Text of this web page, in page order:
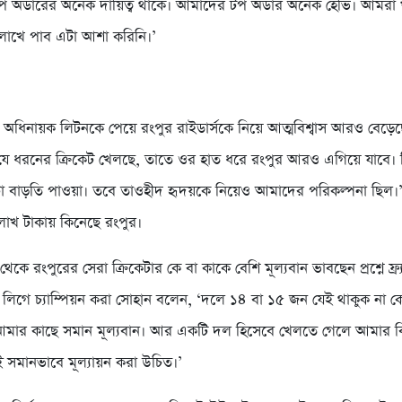
অর্ডারের অনেক দায়িত্ব থাকে। আমাদের টপ অর্ডার অনেক হেভি। আমরা
পাব এটা আশা করিনি।’
লিটনকে পেয়ে রংপুর রাইডার্সকে নিয়ে আত্মবিশ্বাস আরও
ধরনের ক্রিকেট খেলছে, তাতে ওর হাত ধরে রংপুর আরও এগিয়ে
বাড়তি পাওয়া। তবে তাওহীদ হৃদয়কে নিয়েও আমাদের পরিকল্পনা
টাকায় কিনেছে রংপুর।
রংপুরের সেরা ক্রিকেটার কে বা কাকে বেশি মূল্যবান ভাবছেন প্রশ্নে
লিগে চ্যাম্পিয়ন করা সোহান বলেন, ‘দলে ১৪ বা ১৫ জন যেই থাকুক না
কাছে সমান মূল্যবান। আর একটি দল হিসেবে খেলতে গেলে আমার
মূল্যায়ন করা উচিত।’